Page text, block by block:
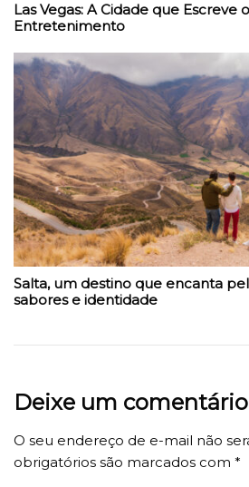
Las Vegas: A Cidade que Escreve
Entretenimento
Salta, um destino que encanta
sabores e identidade
Deixe um comentário
O seu endereço de e-mail não
obrigatórios são marcados com *